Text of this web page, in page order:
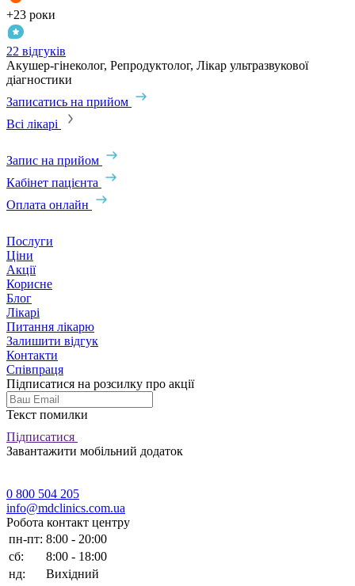
+23 роки
22 відгуків
Акушер-гінеколог, Репродуктолог, Лікар ультразвукової
діагностики
Записатись на прийом
Всі лікарі
Запис на прийом
Кабінет пацієнта
Оплата онлайн
Послуги
Ціни
Акції
Корисне
Блог
Лікарі
Питання лікарю
Залишити відгук
Контакти
Співпраця
Підписатися на розсилку про акції
Текст помилки
Підписатися
Завантажити мобільний додаток
0 800 504 205
info@mdclinics.com.ua
Робота контакт центру
пн-пт: 8:00 - 20:00
сб:
8:00 - 18:00
нд:
Вихідний